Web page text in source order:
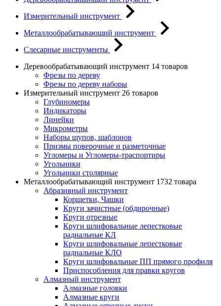
Измерительный инструмент
Металлообрабатывающий инструмент
Слесарные инструменты
Деревообрабатывающий инструмент 14 товаров
Фрезы по дереву
Фрезы по дереву наборы
Измерительный инструмент 26 товаров
Глубиномеры
Индикаторы
Линейки
Микрометры
Наборы щупов, шаблонов
Призмы поверочные и разметочные
Угломеры и Угломеры-траспортиры
Угольники
Угольники столярные
Металлообрабатывающий инструмент 1732 товара
Абразивный инструмент
Корщетки, Чашки
Круги зачистные (обдирочные)
Круги отрезные
Круги шлифовальные лепестковые
радиальные КЛ
Круги шлифовальные лепестковые
радиальные КЛО
Круги шлифовальные ПП прямого профиля
Приспособления для правки кругов
Алмазный инструмент
Алмазные головки
Алмазные круги